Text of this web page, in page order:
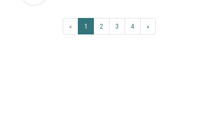
« 1 2 3 4 »